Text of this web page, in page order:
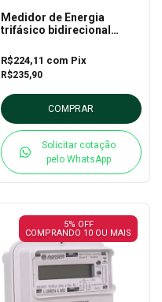
Medidor de Energia
trifásico bidirecional
R$235,90
R$224,11 com Pix
COMPRAR
Solicitar cotação
pelo WhatsApp
5% OFF
COMPRANDO 10 OU MAIS